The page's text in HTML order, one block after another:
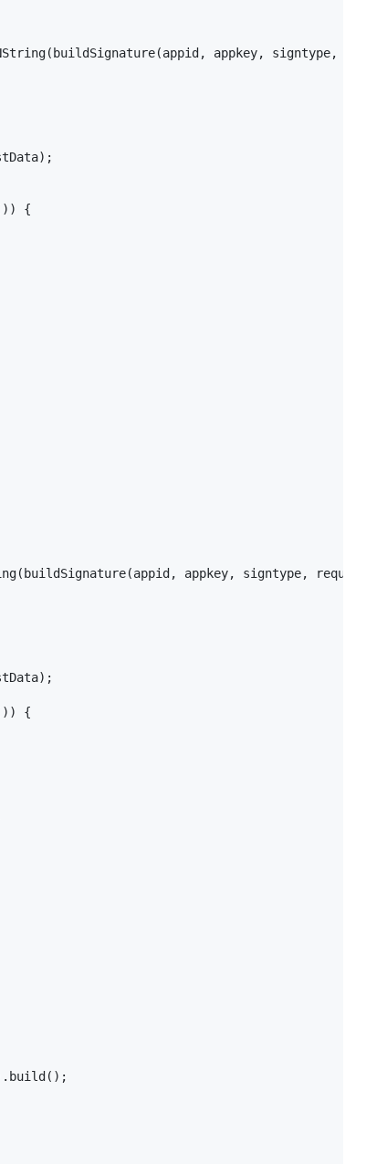
appkey, signtype,
{
appkey, signtype,
{